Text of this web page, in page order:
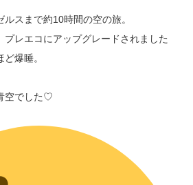
スまで約10時間の空の旅。
プレエコにアップグレードされました
爆睡。
空でした♡